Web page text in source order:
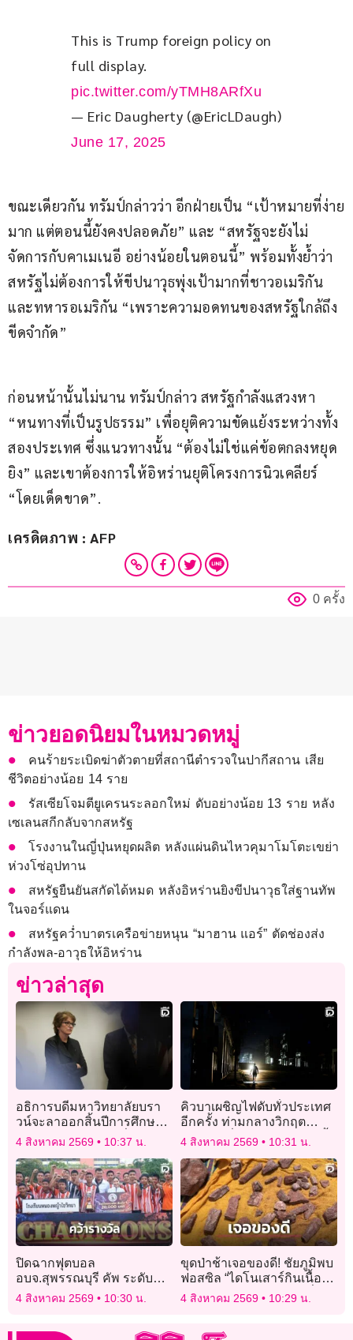
This is Trump foreign policy on
full display.
pic.twitter.com/yTMH8ARfXu
— Eric Daugherty (@EricLDaugh)
June 17, 2025
ขณะเดียวกัน ทรัมป์กล่าวว่า อีกฝ่ายเป็น “เป้าหมายที่ง่าย
มาก แต่ตอนนี้ยังคงปลอดภัย” และ “สหรัฐจะยังไม่
จัดการกับคาเมเนอี อย่างน้อยในตอนนี้” พร้อมทั้งย้ำว่า
สหรัฐไม่ต้องการให้ขีปนาวุธพุ่งเป้ามากที่ชาวอเมริกัน
และทหารอเมริกัน “เพราะความอดทนของสหรัฐใกล้ถึง
ขีดจำกัด”
ก่อนหน้านั้นไม่นาน ทรัมป์กล่าว สหรัฐกำลังแสวงหา
“หนทางที่เป็นรูปธรรม” เพื่อยุติความขัดแย้งระหว่างทั้ง
สองประเทศ ซึ่งแนวทางนั้น “ต้องไม่ใช่แค่ข้อตกลงหยุด
ยิง” และเขาต้องการให้อิหร่านยุติโครงการนิวเคลียร์
“โดยเด็ดขาด”.
เครดิตภาพ : AFP
0 ครั้ง
ข่าวยอดนิยมในหมวดหมู่
คนร้ายระเบิดฆ่าตัวตายที่สถานีตำรวจในปากีสถาน เสีย
ชีวิตอย่างน้อย 14 ราย
รัสเซียโจมตียูเครนระลอกใหม่ ดับอย่างน้อย 13 ราย หลัง
เซเลนสกีกลับจากสหรัฐ
โรงงานในญี่ปุ่นหยุดผลิต หลังแผ่นดินไหวคุมาโมโตะเขย่า
ห่วงโซ่อุปทาน
สหรัฐยืนยันสกัดได้หมด หลังอิหร่านยิงขีปนาวุธใส่ฐานทัพ
ในจอร์แดน
สหรัฐคว่ำบาตรเครือข่ายหนุน “มาฮาน แอร์” ตัดช่องส่ง
กำลังพล-อาวุธให้อิหร่าน
ข่าวล่าสุด
อธิการบดีมหาวิทยาลัยบรา
วน์จะลาออกสิ้นปีการศึกษา
หลังปะทะกับทรัมป์เรื่องเงิน
4 สิงหาคม 2569 10:37 น.
คิวบาเผชิญไฟดับทั่วประเทศ
อีกครั้ง ท่ามกลางวิกฤต
พลังงานที่ทวีความรุนแรงขึ้น
4 สิงหาคม 2569 10:31 น.
ปิดฉากฟุตบอล
อบจ.สุพรรณบุรี คัพ ระดับ
มัธยมฯ รร.หนองผักนาก คว้า
4 สิงหาคม 2569 10:30 น.
ขุดป่าช้าเจอของดี! ชัยภูมิพบ
ฟอสซิล “ไดโนเสาร์กินเนื้อมี
แผงหลัง” 130 ล้านปี ตัวที่ 4
4 สิงหาคม 2569 10:29 น.